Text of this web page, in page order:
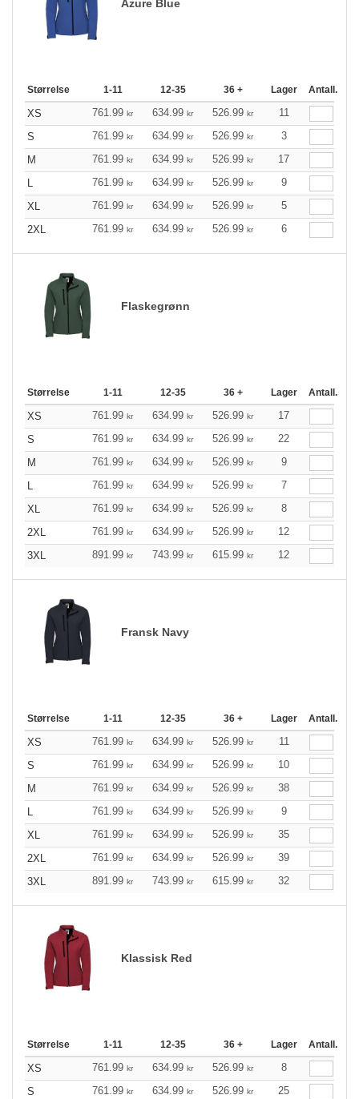
Azure Blue
Størrelse 1-11 12-35 36 + Lager Antall.
XS 761.99 kr 634.99 kr 526.99 kr
11
S
761.99 kr 634.99 kr 526.99 kr
3
M
761.99 kr 634.99 kr 526.99 kr
17
L
761.99 kr 634.99 kr 526.99 kr
9
XL
761.99 kr 634.99 kr 526.99 kr
5
2XL
761.99 kr 634.99 kr 526.99 kr 6
Flaskegrønn
Størrelse 1-11 12-35 36 + Lager Antall.
XS 761.99 kr 634.99 kr 526.99 kr
17
S
761.99 kr 634.99 kr 526.99 kr
22
M
761.99 kr 634.99 kr 526.99 kr
9
L
761.99 kr 634.99 kr 526.99 kr
7
XL
761.99 kr 634.99 kr 526.99 kr
8
2XL
761.99 kr 634.99 kr 526.99 kr
12
3XL
891.99 kr 743.99 kr 615.99 kr 12
Fransk Navy
Størrelse 1-11 12-35 36 + Lager Antall.
XS 761.99 kr 634.99 kr 526.99 kr
11
S
761.99 kr 634.99 kr 526.99 kr
10
M
761.99 kr 634.99 kr 526.99 kr
38
L
761.99 kr 634.99 kr 526.99 kr
9
XL
761.99 kr 634.99 kr 526.99 kr
35
2XL
761.99 kr 634.99 kr 526.99 kr
39
3XL
891.99 kr 743.99 kr 615.99 kr 32
Klassisk Red
Størrelse 1-11 12-35 36 + Lager Antall.
XS 761.99 kr 634.99 kr 526.99 kr
8
S
761.99 kr 634.99 kr 526.99 kr
25